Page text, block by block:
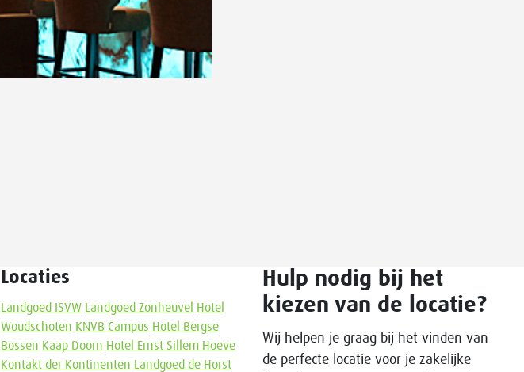
Locaties
Landgoed ISVW Landgoed Zonheuvel
Hotel
Woudschoten KNVB Campus Hotel Bergse
Bossen Kaap Doorn Hotel Ernst Sillem Hoeve
Kontakt der Kontinenten
Landgoed de Horst
Hulp nodig bij het
kiezen van de locatie?
Wij helpen je graag bij het vinden van
de perfecte locatie voor je zakelijke